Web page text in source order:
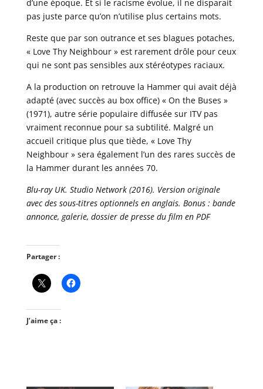
d’une époque. Et si le racisme évolue, il ne disparait
pas juste parce qu’on n’utilise plus certains mots.
Reste que par son outrance et ses blagues potaches,
« Love Thy Neighbour » est rarement drôle pour ceux
qui ne sont pas sensibles aux stéréotypes raciaux.
A la production on retrouve la Hammer qui avait déjà
adapté (avec succès au box office) « On the Buses »
(1971), autre série populaire diffusée sur ITV pas
vraiment reconnue pour sa subtilité. Malgré un
accueil critique plus que tiède, « Love Thy
Neighbour » sera également l’un des rares succès de
la Hammer durant les années 70.
Blu-ray UK. Studio Network (2016). Version originale
avec des sous-titres optionnels en anglais. Bonus : bande
annonce, galerie, dossier de presse du film en PDF
Partager :
J’aime ça :